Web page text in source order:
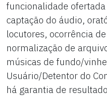
funcionalidade
captação do áudio,
locutores, ocorrência
normalização de
músicas de fundo/
Usuário/Detentor do
há garantia de